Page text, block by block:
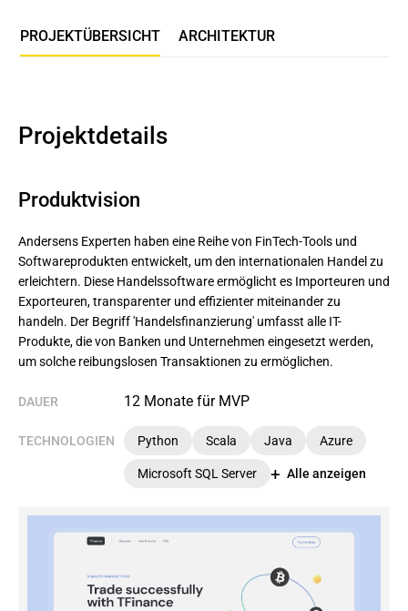
PROJEKTÜBERSICHT ARCHITEKTUR
Projektdetails
Produktvision
Andersens Experten haben eine Reihe von FinTech-Tools und
Softwareprodukten entwickelt, um den internationalen Handel zu
erleichtern. Diese Handelssoftware ermöglicht es Importeuren und
Exporteuren, transparenter und effizienter miteinander zu
handeln. Der Begriff 'Handelsfinanzierung' umfasst alle IT-
Produkte, die von Banken und Unternehmen eingesetzt werden,
um solche reibungslosen Transaktionen zu ermöglichen.
DAUER 12 Monate für MVP
TECHNOLOGIEN Python Scala Java Azure
Microsoft SQL Server Alle anzeigen